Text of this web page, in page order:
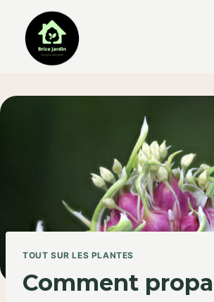
content
TOUT SUR LES PLANTES
Comment